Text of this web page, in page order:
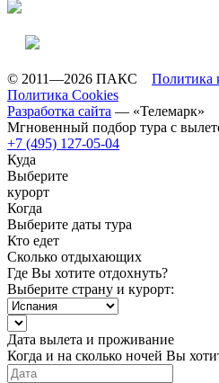
© 2011—2026 ПАКС Политика
Политика Cookies
Разработка сайта — «Телемарк»
Мгновенный подбор тура с
+7 (495) 127-05-04
Куда
Выберите
курорт
Когда
Выберите даты тура
Кто едет
Сколько отдыхающих
Где Вы хотите отдохнуть?
Выберите страну и курорт:
Дата вылета и проживание
Когда и на сколько ночей Вы